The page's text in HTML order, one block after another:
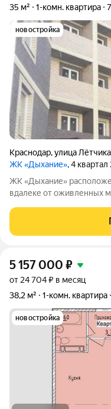
35 м² 1-комн. квартира
новостройка
Краснодар,улица
ЖК «Дыхание», 4 квартал
ЖК «Дыхание»
вдалеке от оживленных
94, медицинские и
взрослых, торговый
5 157 000 ₽
от 24 704 ₽ в месяц
38,2 м²
1-комн. квартира
новостройка